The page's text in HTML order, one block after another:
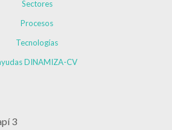
Sectores
Procesos
Tecnologías
DINAMIZA-CV
3